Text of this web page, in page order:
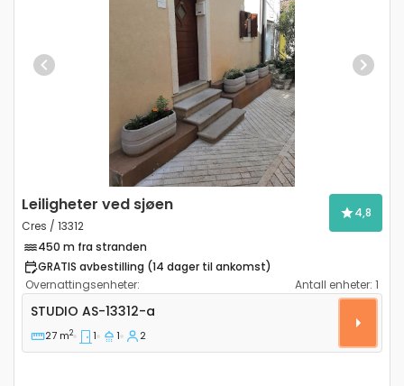
Previous Next
Leiligheter ved sjøen
Cres / 13312
4,8
450 m fra stranden
GRATIS avbestilling (14 dager til ankomst)
Overnattingsenheter:
Antall enheter: 1
Leilighet studio Cres AS-13312-a
STUDIO AS-13312-a
27 m2 1 1 2